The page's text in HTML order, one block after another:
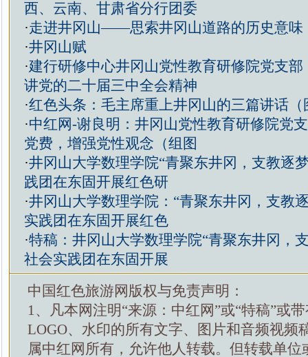
西、云南、甘肃省分行团委
·走进井冈山——思索井冈山道路的历史意味
·井冈山赋
·建行研修中心井冈山党性教育研修院党支部
讲党的二十届三中全会精神
·红色头条：毛主席重上井冈山的三篇讲话（
·中红网-谢良明：井冈山党性教育研修院党
党费，增强党性观念（组图
·井冈山大学数理学院“青聚东井冈，支教逐
践团在东固开展红色研
·井冈山大学数理学院：“青聚东井冈，支教
实践团在东固开展红色
·特稿：井冈山大学数理学院“青聚东井冈，
社会实践团在东固开展
中国红色旅游网版权与免责声明：
1、凡本网注明“来源：中红网”或“特稿”或
LOGO、水印的所有文字、图片和音频视频
属中红网所有，允许他人转载。但转载单位